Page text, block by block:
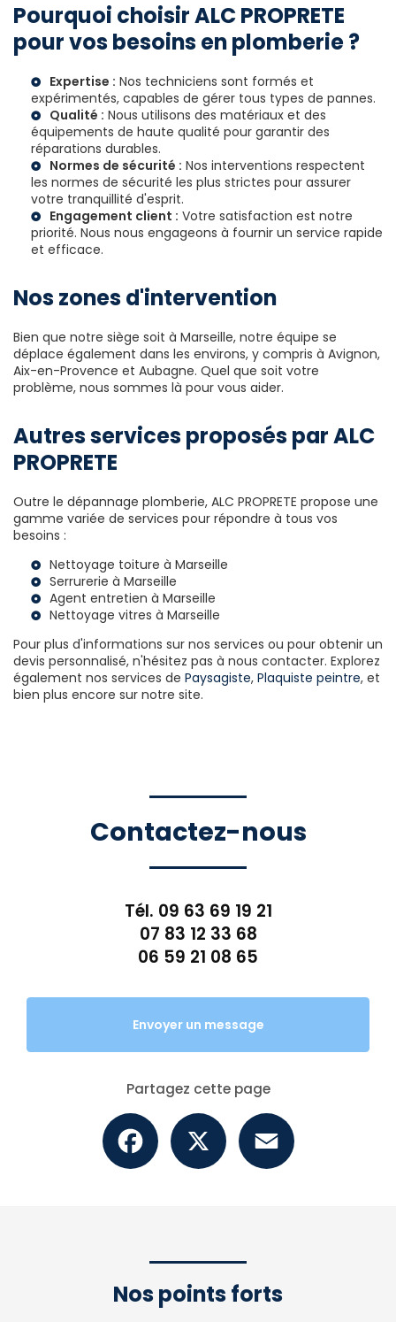
Pourquoi choisir ALC PROPRETE
pour vos besoins en plomberie ?
Expertise : Nos techniciens sont formés et
expérimentés, capables de gérer tous types de pannes.
Qualité : Nous utilisons des matériaux et des
équipements de haute qualité pour garantir des
réparations durables.
Normes de sécurité : Nos interventions respectent
les normes de sécurité les plus strictes pour assurer
votre tranquillité d'esprit.
Engagement client : Votre satisfaction est notre
priorité. Nous nous engageons à fournir un service rapide
et efficace.
Nos zones d'intervention
Bien que notre siège soit à Marseille, notre équipe se
déplace également dans les environs, y compris à Avignon,
Aix-en-Provence et Aubagne. Quel que soit votre
problème, nous sommes là pour vous aider.
Autres services proposés par ALC
PROPRETE
Outre le dépannage plomberie, ALC PROPRETE propose une
gamme variée de services pour répondre à tous vos
besoins :
Nettoyage toiture à Marseille
Serrurerie à Marseille
Agent entretien à Marseille
Nettoyage vitres à Marseille
Pour plus d'informations sur nos services ou pour obtenir un
devis personnalisé, n'hésitez pas à nous contacter. Explorez
également nos services de Paysagiste, Plaquiste peintre, et
bien plus encore sur notre site.
Contactez-nous
Tél. 09 63 69 19 21
07 83 12 33 68
06 59 21 08 65
Envoyer un message
Partagez cette page
Facebook
Nos points forts